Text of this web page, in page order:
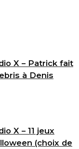
X – Patrick fait
à Denis
X – 11 jeux
(choix de